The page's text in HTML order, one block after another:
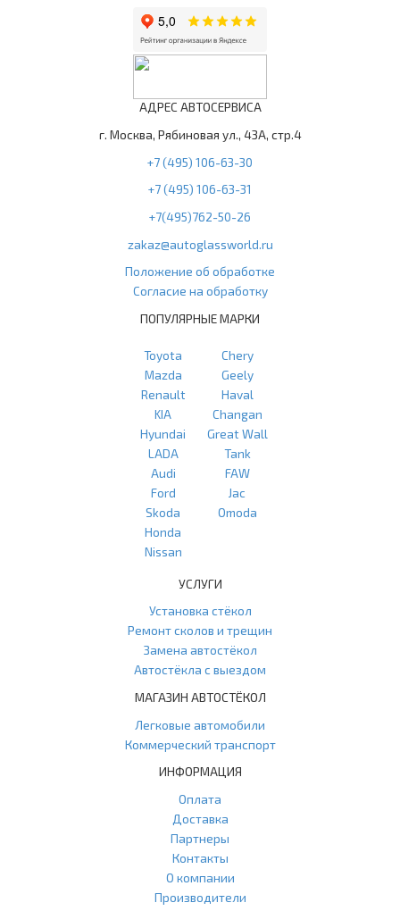
АДРЕС АВТОСЕРВИСА
г. Москва, Рябиновая ул., 43А, стр.4
+7 (495) 106-63-30
+7 (495) 106-63-31
+7(495)762-50-26
zakaz@autoglassworld.ru
Положение об обработке
Согласие на обработку
ПОПУЛЯРНЫЕ МАРКИ
Toyota
Mazda
Renault
KIA
Hyundai
LADA
Audi
Ford
Skoda
Honda
Nissan
Chery
Geely
Haval
Changan
Great Wall
Tank
FAW
Jac
Omoda
УСЛУГИ
Установка стёкол
Ремонт сколов и трещин
Замена автостёкол
Автостёкла с выездом
МАГАЗИН АВТОСТЁКОЛ
Легковые автомобили
Коммерческий транспорт
ИНФОРМАЦИЯ
Оплата
Доставка
Партнеры
Контакты
О компании
Производители